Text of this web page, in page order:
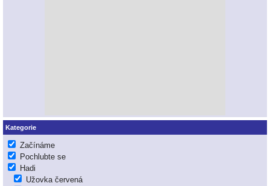
Kategorie
Začínáme
Pochlubte se
Hadi
Užovka červená